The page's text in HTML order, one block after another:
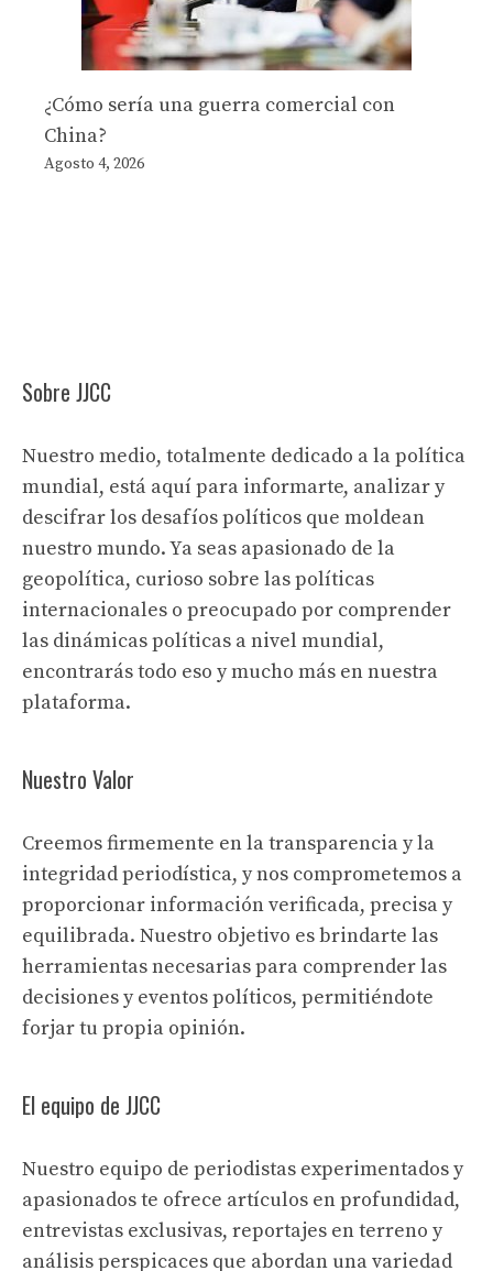
¿Cómo sería una guerra comercial con
China?
Agosto 4, 2026
Sobre JJCC
Nuestro medio, totalmente dedicado a la política
mundial, está aquí para informarte, analizar y
descifrar los desafíos políticos que moldean
nuestro mundo. Ya seas apasionado de la
geopolítica, curioso sobre las políticas
internacionales o preocupado por comprender
las dinámicas políticas a nivel mundial,
encontrarás todo eso y mucho más en nuestra
plataforma.
Nuestro Valor
Creemos firmemente en la transparencia y la
integridad periodística, y nos comprometemos a
proporcionar información verificada, precisa y
equilibrada. Nuestro objetivo es brindarte las
herramientas necesarias para comprender las
decisiones y eventos políticos, permitiéndote
forjar tu propia opinión.
El equipo de JJCC
Nuestro equipo de periodistas experimentados y
apasionados te ofrece artículos en profundidad,
entrevistas exclusivas, reportajes en terreno y
análisis perspicaces que abordan una variedad